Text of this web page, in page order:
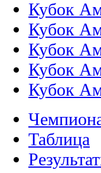
Кубок
Кубок
Кубок
Кубок
Кубок
Таблица